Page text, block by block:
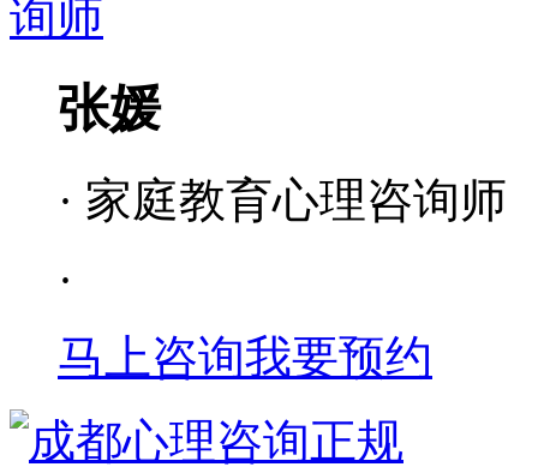
张媛
· 家庭教育心理咨询师
·
马上咨询我要预约